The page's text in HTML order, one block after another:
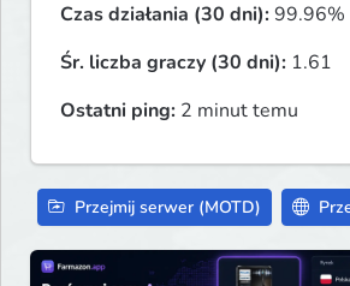
Czas działania (30 dni):99.96%
Śr. liczba graczy (30 dni): 1.61
Ostatni ping: 2 minut temu
Przejmij serwer (MOTD)